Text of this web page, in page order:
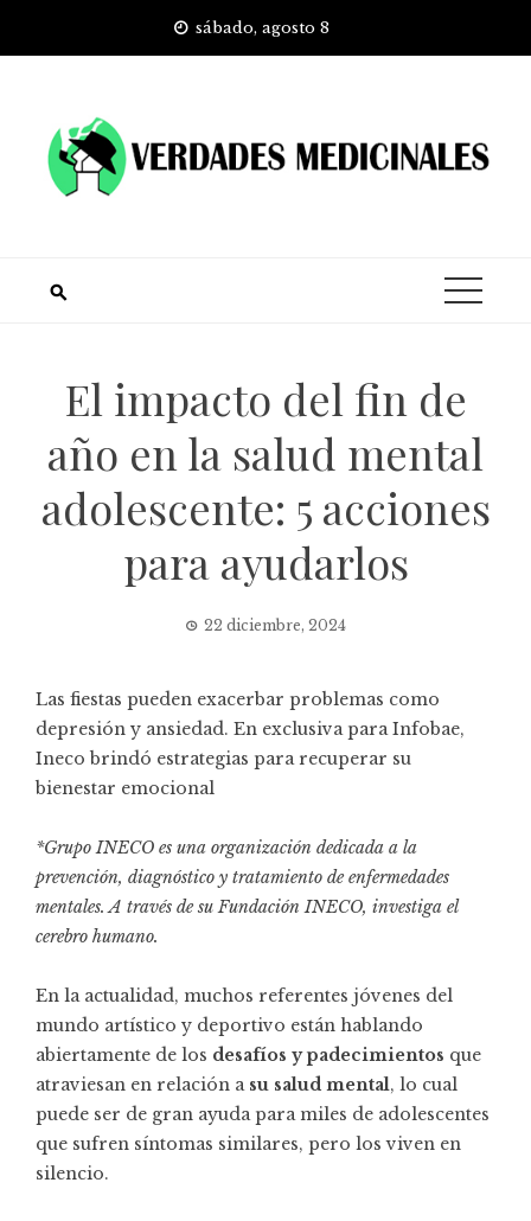
sábado, agosto 8
El impacto del fin de
año en la salud mental
adolescente: 5 acciones
para ayudarlos
22 diciembre, 2024
Las fiestas pueden exacerbar problemas como
depresión y ansiedad. En exclusiva para Infobae,
Ineco brindó estrategias para recuperar su
bienestar emocional
*Grupo INECO es una organización dedicada a la
prevención, diagnóstico y tratamiento de enfermedades
mentales. A través de su Fundación INECO, investiga el
cerebro humano.
En la actualidad, muchos referentes jóvenes del
mundo artístico y deportivo están hablando
abiertamente de los desafíos y padecimientos que
atraviesan en relación a su salud mental, lo cual
puede ser de gran ayuda para miles de adolescentes
que sufren síntomas similares, pero los viven en
silencio.